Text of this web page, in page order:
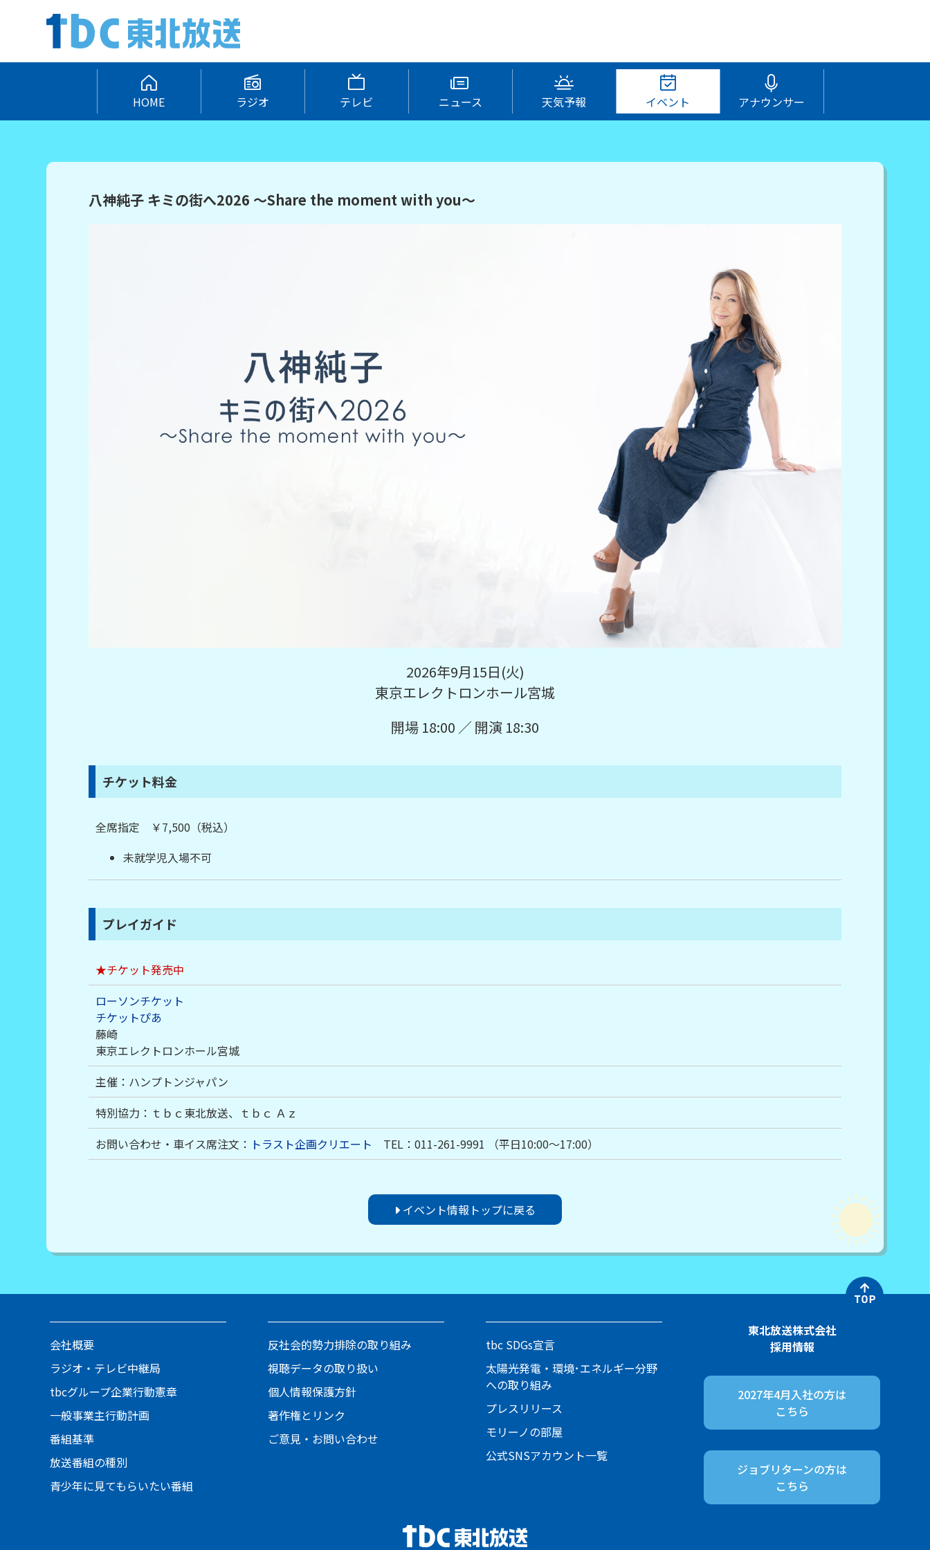
HOME ラジオ テレビ ニュース 天気予報 イベント アナウンサー
八神純子 キミの街へ2026 ～Share the moment with you～
2026年9月15日(火)
東京エレクトロンホール宮城
開場 18:00 ／ 開演 18:30
チケット料金
全席指定 ￥7,500（税込）
未就学児入場不可
プレイガイド
★チケット発売中
ローソンチケット
チケットぴあ
藤崎
東京エレクトロンホール宮城
主催：ハンプトンジャパン
特別協力：ｔｂｃ東北放送、ｔｂｃ Ａｚ
お問い合わせ・車イス席注文： トラスト企画クリエート TEL：011-261-9991 （平日10:00～17:00）
イベント情報トップに戻る
会社概要
ラジオ・テレビ中継局
tbcグループ企業行動憲章
一般事業主行動計画
番組基準
放送番組の種別
青少年に見てもらいたい番組
反社会的勢力排除の取り組み
視聴データの取り扱い
個人情報保護方針
著作権とリンク
ご意見・お問い合わせ
tbc SDGs宣言
太陽光発電・環境･エネルギー分野
への取り組み
プレスリリース
モリーノの部屋
公式SNSアカウント一覧
東北放送株式会社
採用情報
2027年4月入社の方は
こちら
ジョブリターンの方は
こちら